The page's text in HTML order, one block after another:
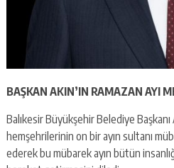
BAŞKAN AKIN’IN RAMAZAN AYI
Balıkesir Büyükşehir Belediye
hemşehrilerinin on bir ayın sultanı
ederek bu mübarek ayın bütün